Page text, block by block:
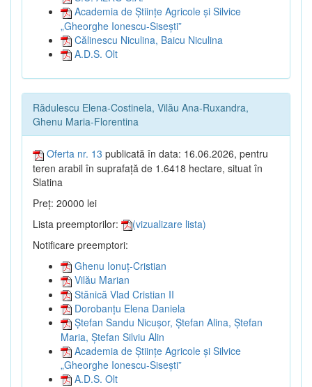
Academia de Științe Agricole și Silvice
„Gheorghe Ionescu-Sisești”
Călinescu Niculina, Baicu Niculina
A.D.S. Olt
Rădulescu Elena-Costinela, Vilău Ana-Ruxandra,
Ghenu Maria-Florentina
Oferta nr. 13 publicată în data: 16.06.2026, pentru
teren arabil în suprafață de 1.6418 hectare, situat în
Slatina
Preț: 20000 lei
Lista preemptorilor:
(vizualizare lista)
Notificare preemptori:
Ghenu Ionuț-Cristian
Vilău Marian
Stănică Vlad Cristian II
Dorobanțu Elena Daniela
Ștefan Sandu Nicușor, Ștefan Alina, Ștefan
Maria, Ștefan Silviu Alin
Academia de Științe Agricole și Silvice
„Gheorghe Ionescu-Sisești”
A.D.S. Olt